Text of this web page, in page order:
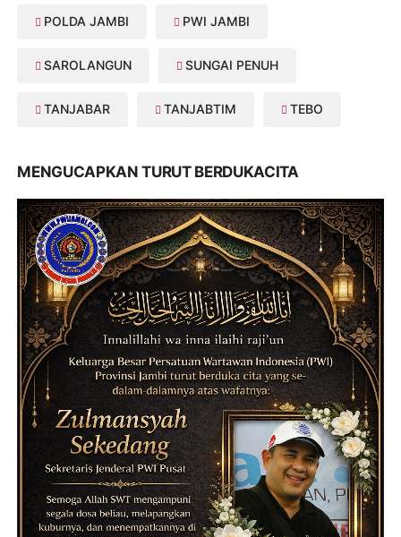
POLDA JAMBI PWI JAMBI
SAROLANGUN SUNGAI PENUH
TANJABAR TANJABTIM TEBO
MENGUCAPKAN TURUT BERDUKACITA